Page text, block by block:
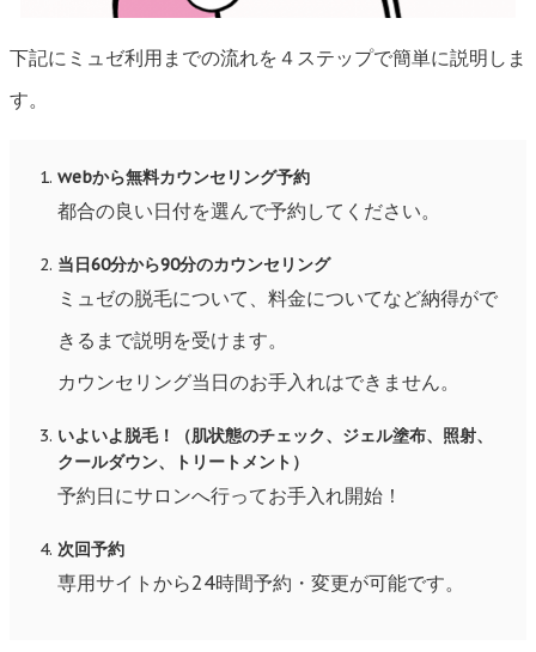
下記にミュゼ利用までの流れを４ステップで簡単に説明しま
す。
webから無料カウンセリング予約
都合の良い日付を選んで予約してください。
当日60分から90分のカウンセリング
ミュゼの脱毛について、料金についてなど納得がで
きるまで説明を受けます。
カウンセリング当日のお手入れはできません。
いよいよ脱毛！（肌状態のチェック、ジェル塗布、照射、
クールダウン、トリートメント）
予約日にサロンへ行ってお手入れ開始！
次回予約
専用サイトから24時間予約・変更が可能です。